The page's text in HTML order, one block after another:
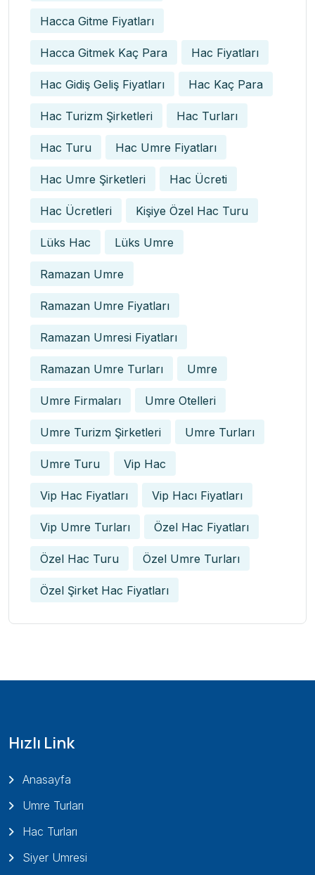
Hacca Gitme Fiyatları
Hacca Gitmek Kaç Para Hac Fiyatları
Hac Gidiş Geliş Fiyatları Hac Kaç Para
Hac Turizm Şirketleri Hac Turları
Hac Turu Hac Umre Fiyatları
Hac Umre Şirketleri Hac Ücreti
Hac Ücretleri Kişiye Özel Hac Turu
Lüks Hac Lüks Umre
Ramazan Umre
Ramazan Umre Fiyatları
Ramazan Umresi Fiyatları
Ramazan Umre Turları Umre
Umre Firmaları Umre Otelleri
Umre Turizm Şirketleri Umre Turları
Umre Turu Vip Hac
Vip Hac Fiyatları Vip Hacı Fiyatları
Vip Umre Turları Özel Hac Fiyatları
Özel Hac Turu Özel Umre Turları
Özel Şirket Hac Fiyatları
Hızlı Link
Anasayfa
Umre Turları
Hac Turları
Siyer Umresi